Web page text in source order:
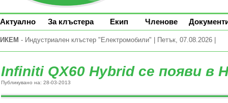
Актуално За клъстера Екип Членове
ИКЕМ - Индустриален клъстер "Електромобили" | Петък, 07.08.2026 |
Infiniti QX60 Hybrid се появи в
Публикувано на: 28-03-2013